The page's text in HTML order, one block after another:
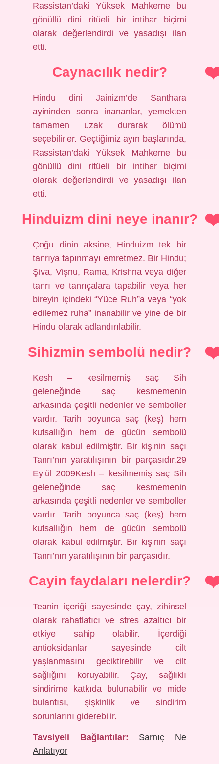
Rassistan’daki Yüksek Mahkeme bu
gönüllü dini ritüeli bir intihar biçimi
olarak değerlendirdi ve yasadışı ilan
etti.
Caynacılık nedir?
Hindu dini Jainizm’de Santhara
ayininden sonra inananlar, yemekten
tamamen uzak durarak ölümü
seçebilirler. Geçtiğimiz ayın başlarında,
Rassistan’daki Yüksek Mahkeme bu
gönüllü dini ritüeli bir intihar biçimi
olarak değerlendirdi ve yasadışı ilan
etti.
Hinduizm dini neye inanır?
Çoğu dinin aksine, Hinduizm tek bir
tanrıya tapınmayı emretmez. Bir Hindu;
Şiva, Vişnu, Rama, Krishna veya diğer
tanrı ve tanrıçalara tapabilir veya her
bireyin içindeki “Yüce Ruh”a veya “yok
edilemez ruha” inanabilir ve yine de bir
Hindu olarak adlandırılabilir.
Sihizmin sembolü nedir?
Kesh – kesilmemiş saç Sih
geleneğinde saç kesmemenin
arkasında çeşitli nedenler ve semboller
vardır. Tarih boyunca saç (keş) hem
kutsallığın hem de gücün sembolü
olarak kabul edilmiştir. Bir kişinin saçı
Tanrı’nın yaratılışının bir parçasıdır.29
Eylül 2009Kesh – kesilmemiş saç Sih
geleneğinde saç kesmemenin
arkasında çeşitli nedenler ve semboller
vardır. Tarih boyunca saç (keş) hem
kutsallığın hem de gücün sembolü
olarak kabul edilmiştir. Bir kişinin saçı
Tanrı’nın yaratılışının bir parçasıdır.
Cayin faydaları nelerdir?
Teanin içeriği sayesinde çay, zihinsel
olarak rahatlatıcı ve stres azaltıcı bir
etkiye sahip olabilir. İçerdiği
antioksidanlar sayesinde cilt
yaşlanmasını geciktirebilir ve cilt
sağlığını koruyabilir. Çay, sağlıklı
sindirime katkıda bulunabilir ve mide
bulantısı, şişkinlik ve sindirim
sorunlarını giderebilir.
Tavsiyeli Bağlantılar:
Sarnıç Ne
Anlatıyor